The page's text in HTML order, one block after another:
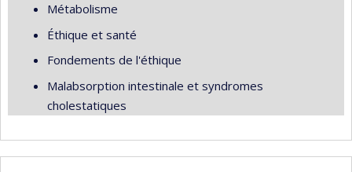
Métabolisme
Éthique et santé
Fondements de l'éthique
Malabsorption intestinale et syndromes
cholestatiques